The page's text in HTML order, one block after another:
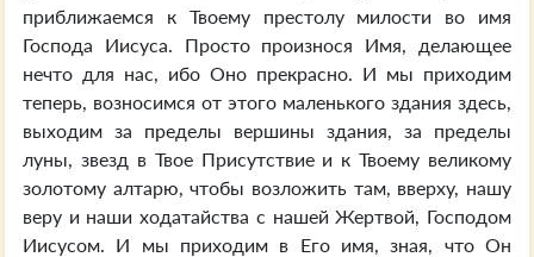
приближаемся к Твоему престолу милости во имя
Господа Иисуса. Просто произнося Имя, делающее
нечто для нас, ибо Оно прекрасно. И мы приходим
теперь, возносимся от этого маленького здания здесь,
выходим за пределы вершины здания, за пределы
луны, звезд в Твое Присутствие и к Твоему великому
золотому алтарю, чтобы возложить там, вверху, нашу
веру и наши ходатайства с нашей Жертвой, Господом
Иисусом. И мы приходим в Его имя, зная, что Он